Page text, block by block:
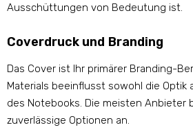
Ausschüttungen von Bedeutung ist.
Coverdruck und Branding
Das Cover ist Ihr primärer Branding-
Materials beeinflusst sowohl die Optik
des Notebooks. Die meisten Anbieter
zuverlässige Optionen an.